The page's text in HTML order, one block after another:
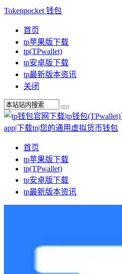
Tokenpocket 钱包
首页
tp苹果版下载
tp(TPwallet)
tp安卓版下载
tp最新版本资讯
关闭
首页
tp苹果版下载
tp(TPwallet)
tp安卓版下载
tp最新版本资讯